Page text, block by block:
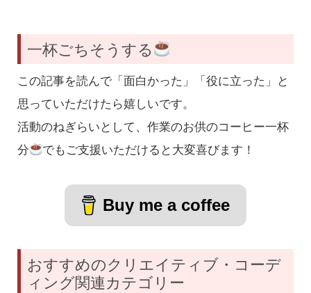
一杯ごちそうする
この記事を読んで「面白かった」「役に立った」と
思っていただけたら嬉しいです。
活動のねぎらいとして、作業のお供のコーヒー一杯
分
でもご支援いただけると大変喜びます！
Buy me a coffee
おすすめのクリエイティブ・コーデ
ィング関連カテゴリー